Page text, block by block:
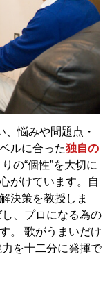
悩みや問題点・
ルに合った独自の
の“個性”を大切に
がけています。自
決策を教授しま
、プロになる為の
。 歌がうまいだけ
を十二分に発揮で